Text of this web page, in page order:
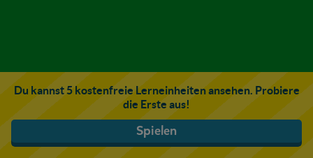
Du kannst 5 kostenfreie Lerneinheiten ansehen. Probiere
die Erste aus!
Spielen